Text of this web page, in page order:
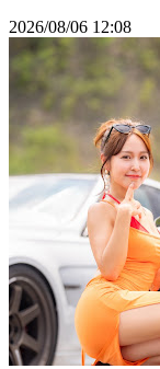
2026/08/06 12:08